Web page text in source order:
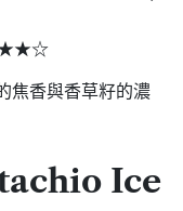
焦香與香草籽的濃
Ice